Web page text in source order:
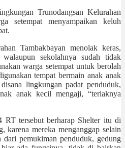
Trunodangsan Kelurahan
setempat menyampaikan keluh
Tambakbayan menolak keras,
sekolahnya sudah tidak
warga setempat untuk berolah
tempat bermain anak anak
lingkungan padat penduduk,
anak kecil mengaji, “teriaknya
tersebut berharap Shelter itu di
karena mereka menganggap selain
pemukiman penduduk, gedung